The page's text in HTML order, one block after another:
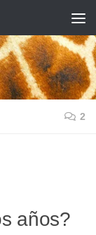
2
años?